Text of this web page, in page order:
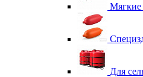
Мягкие
Для